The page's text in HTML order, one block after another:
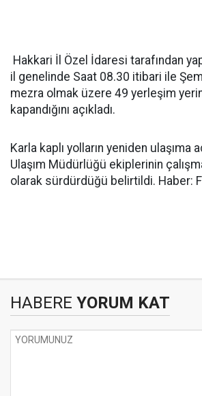
Hakkari İl Özel İdaresi tarafından
il genelinde Saat 08.30 itibari ile
mezra olmak üzere 49 yerleşim
kapandığını açıkladı.
Karla kaplı yolların yeniden ulaşıma
Ulaşım Müdürlüğü ekiplerinin
olarak sürdürdüğü belirtildi. Haber:
HABERE YORUM KAT